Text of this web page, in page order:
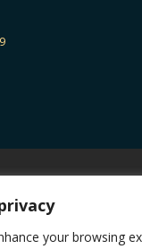
your browsing